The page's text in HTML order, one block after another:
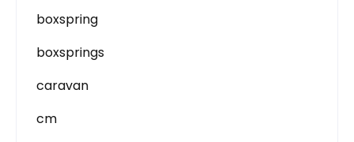
boxspring
boxsprings
caravan
cm